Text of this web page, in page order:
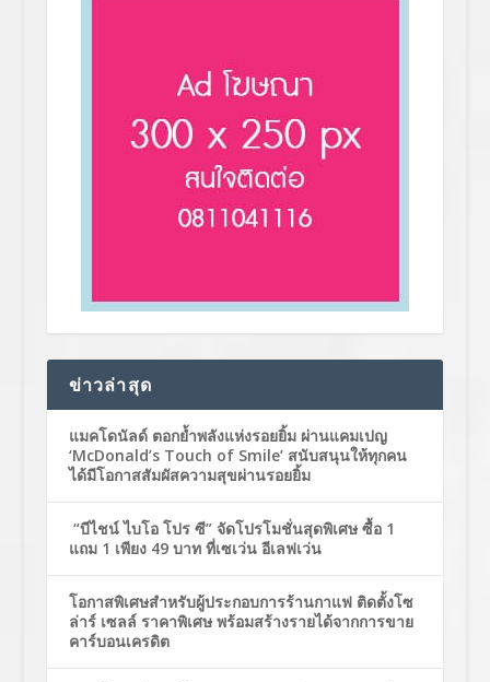
ข่าวล่าสุด
แมคโดนัลด์ ตอกย้ำพลังแห่งรอยยิ้ม ผ่านแคมเปญ
‘McDonald’s Touch of Smile’ สนับสนุนให้ทุกคน
ได้มีโอกาสสัมผัสความสุขผ่านรอยยิ้ม
“บีไชน์ ไบโอ โปร ซี” จัดโปรโมชั่นสุดพิเศษ ซื้อ 1
แถม 1 เพียง 49 บาท ที่เซเว่น อีเลฟเว่น
โอกาสพิเศษสำหรับผู้ประกอบการร้านกาแฟ ติดตั้งโซ
ล่าร์ เซลล์ ราคาพิเศษ พร้อมสร้างรายได้จากการขาย
คาร์บอนเครดิต